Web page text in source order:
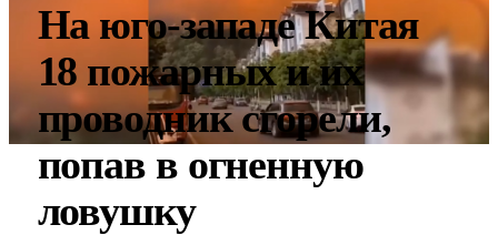
На юго-западе Китая
18 пожарных и их
проводник сгорели,
попав в огненную
ловушку